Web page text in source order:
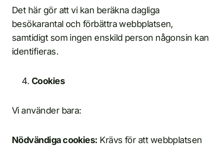
Det här gör att vi kan beräkna dagliga
besökarantal och förbättra webbplatsen,
samtidigt som ingen enskild person någonsin kan
identifieras.
Cookies
Vi använder bara:
Nödvändiga cookies: Krävs för att webbplatsen